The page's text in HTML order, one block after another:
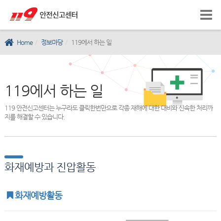
Home 정보마당 119에서 하는 일
119에서 하는 일
119 안전신고센터는 누구라도 클릭한번만으로 각종 재해에 대한 대비와 신속한 처리까
지를 해결할 수 있습니다.
화재예방과 진압활동
화재예방활동